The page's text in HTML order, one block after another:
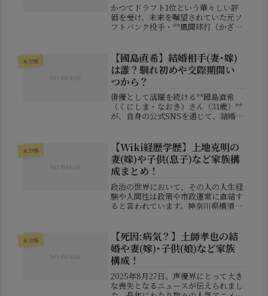
かつてドラフト1位という華々しい評
価を受け、未来を嘱望されていた元ソ
フトバンク投手・**風間球打（かざ
した。まだ22歳という若さでユニフォ
ームを脱ぐ決断に至った彼の胸中に...
未分類
【國島直希】結婚相手(妻･嫁)
は誰？馴れ初めや交際期間い
つから？
俳優として活躍を続ける**國島直希
（くにしま・なおき）さん（31歳）**
が、自身の公式SNSを通じて、結婚と
話題となり、多くの祝福の声が寄せら
れています。今回の記事では、結...
未分類
【Wiki経歴学歴】上地克明の
妻(嫁)や子供(息子)など家族構
成まとめ！
政治の世界において、その人の人生経
験や人間性は政策や市政運営に直結す
ると言われています。神奈川県横須賀
り。今回は、そんな上地市長の経歴・
学歴に加え、家族構成（妻・息子な
ど）...
未分類
【死因:病気？】土師孝也の結
婚や妻(嫁)･子供(娘)など家族
構成！
2025年8月27日、声優界にとって大き
な喪失となるニュースが伝えられまし